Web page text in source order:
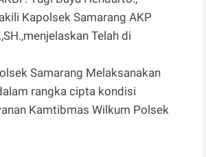
Kapolsek Samarang AKP
Telah di
Samarang Melaksanakan
rangka cipta kondisi
Kamtibmas Wilkum Polsek